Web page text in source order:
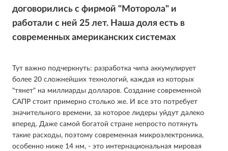
договорились с фирмой "Моторола" и
работали с ней 25 лет. Наша доля есть в
современных американских системах
Тут важно подчеркнуть: разработка чипа аккумулирует
более 20 сложнейших технологий, каждая из которых
"тянет" на миллиарды долларов. Создание современной
САПР стоит примерно столько же. И все это потребует
значительного времени, за которое лидеры уйдут далеко
вперед. Даже самой богатой стране непросто потянуть
такие расходы, поэтому современная микроэлектроника,
особенно ниже 14 нм, - это интернациональная мировая